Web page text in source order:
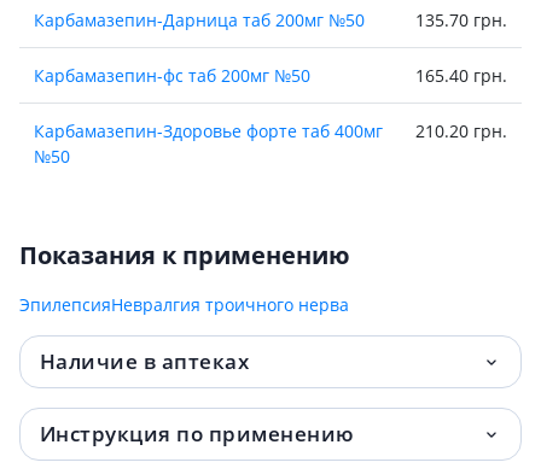
Карбамазепин-Дарница таб 200мг №50 135.70 грн.
Карбамазепин-фс таб 200мг №50 165.40 грн.
Карбамазепин-Здоровье форте таб 400мг
№50
210.20 грн.
Показания к применению
ЭпилепсияНевралгия троичного нерва
Наличие в аптеках
Инструкция по применению